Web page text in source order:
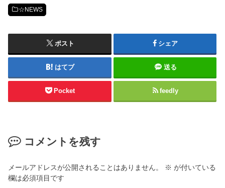
☆NEWS
ポスト シェア
はてブ 送る
Pocket feedly
コメントを残す
メールアドレスが公開されることはありません。 ※ が付いている
欄は必須項目です